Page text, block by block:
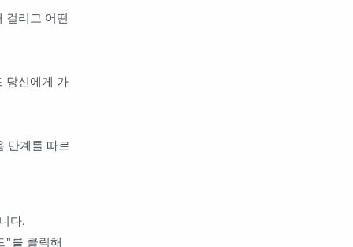
걸리고 어떤
당신에게 가
단계를 따르
다.
"를 클릭해